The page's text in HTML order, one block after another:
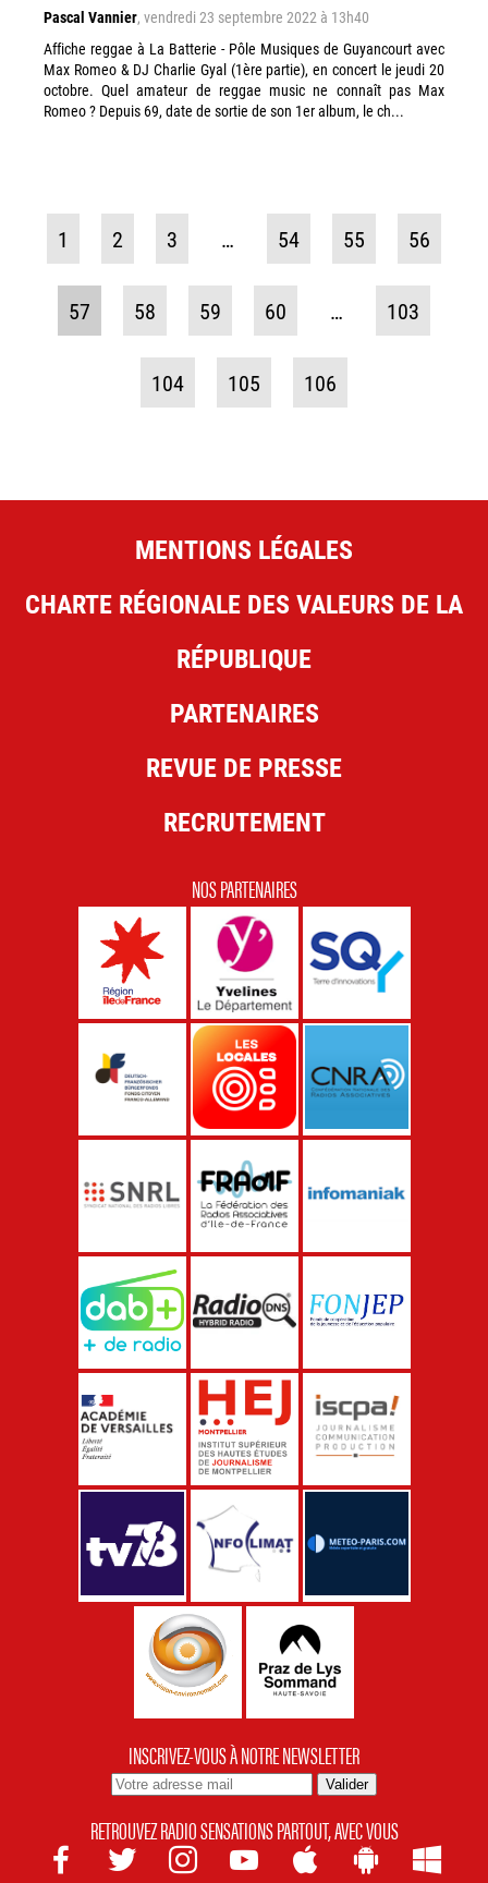
Pascal Vannier, vendredi 23 septembre 2022 à 13h40
Affiche reggae à La Batterie - Pôle Musiques de Guyancourt avec
Max Romeo & DJ Charlie Gyal (1ère partie), en concert le jeudi 20
octobre. Quel amateur de reggae music ne connaît pas Max
Romeo ? Depuis 69, date de sortie de son 1er album, le ch...
1 2 3 … 54 55 56
57 58 59 60 … 103
104 105 106
MENTIONS LÉGALES
CHARTE RÉGIONALE DES VALEURS DE LA
RÉPUBLIQUE
PARTENAIRES
REVUE DE PRESSE
RECRUTEMENT
NOS PARTENAIRES
INSCRIVEZ-VOUS À NOTRE NEWSLETTER
RETROUVEZ RADIO SENSATIONS PARTOUT, AVEC VOUS
      